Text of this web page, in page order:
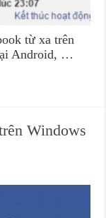
từ xa trên
Android, …
Windows